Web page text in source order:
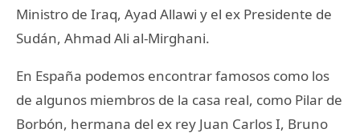
Ministro de Iraq, Ayad Allawi y el ex Presidente de
Sudán, Ahmad Ali al-Mirghani.
En España podemos encontrar famosos como los
de algunos miembros de la casa real, como Pilar de
Borbón, hermana del ex rey Juan Carlos I, Bruno